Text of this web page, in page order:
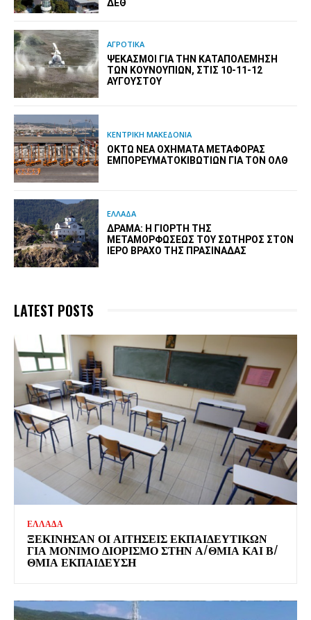
ΔΕΘ
ΑΓΡΟΤΙΚΑ
ΨΕΚΑΣΜΟΊ ΓΙΑ ΤΗΝ ΚΑΤΑΠΟΛΈΜΗΣΗ
ΤΩΝ ΚΟΥΝΟΥΠΙΏΝ, ΣΤΙΣ 10-11-12
ΑΥΓΟΎΣΤΟΥ
ΚΕΝΤΡΙΚΗ ΜΑΚΕΔΟΝΙΑ
ΟΚΤΏ ΝΈΑ ΟΧΉΜΑΤΑ ΜΕΤΑΦΟΡΆΣ
ΕΜΠΟΡΕΥΜΑΤΟΚΙΒΩΤΊΩΝ ΓΙΑ ΤΟΝ ΟΛΘ
ΕΛΛΑΔΑ
ΔΡΆΜΑ: Η ΓΙΟΡΤΉ ΤΗΣ
ΜΕΤΑΜΟΡΦΏΣΕΩΣ ΤΟΥ ΣΩΤΉΡΟΣ ΣΤΟΝ
ΙΕΡΌ ΒΡΆΧΟ ΤΗΣ ΠΡΑΣΙΝΆΔΑΣ
LATEST POSTS
ΕΛΛΑΔΑ
ΞΕΚΊΝΗΣΑΝ ΟΙ ΑΙΤΉΣΕΙΣ ΕΚΠΑΙΔΕΥΤΙΚΏΝ
ΓΙΑ ΜΌΝΙΜΟ ΔΙΟΡΙΣΜΌ ΣΤΗΝ Α/ΘΜΙΑ ΚΑΙ Β/
ΘΜΙΑ ΕΚΠΑΊΔΕΥΣΗ